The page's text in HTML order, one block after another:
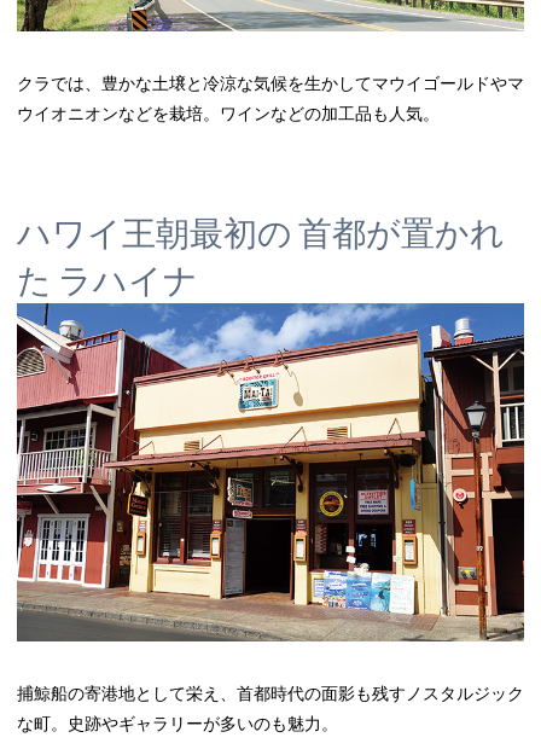
クラでは、豊かな土壌と冷涼な気候を生かしてマウイゴールドやマ
ウイオニオンなどを栽培。ワインなどの加工品も人気。
ハワイ王朝最初の 首都が置かれ
た ラハイナ
捕鯨船の寄港地として栄え、首都時代の面影も残すノスタルジック
な町。史跡やギャラリーが多いのも魅力。